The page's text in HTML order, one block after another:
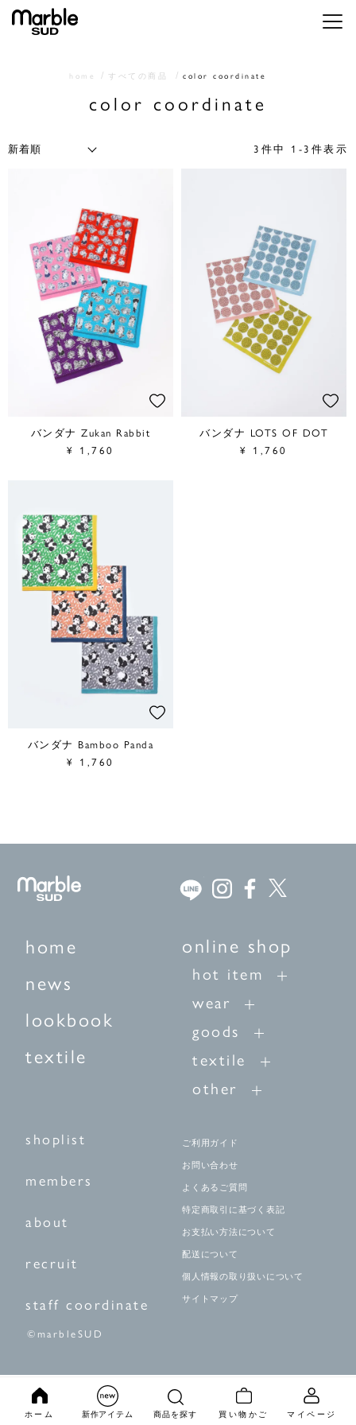
メニ
home すべての商品 color coordinate
color coordinate
3 件中 1 - 3 件表示
バンダナ Zukan Rabbit
¥
1,760
バンダナ LOTS OF DOT
¥
1,760
バンダナ Bamboo Panda
¥
1,760
home
news
lookbook
textile
online shop
hot item
wear
goods
textile
other
shoplist
members
about
recruit
staff coordinate
ご利用ガイド
お問い合わせ
よくあるご質問
特定商取引に基づく表記
お支払い方法について
配送について
個人情報の取り扱いについて
サイトマップ
©marbleSUD
ホーム 新作アイテム 商品を探す 買い物かご マイページ